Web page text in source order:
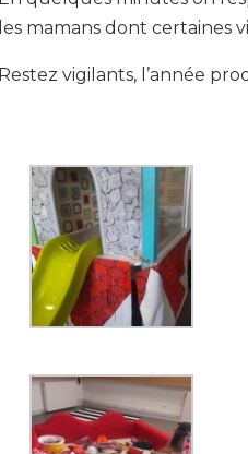
les mamans dont certaines
Restez vigilants, l’année